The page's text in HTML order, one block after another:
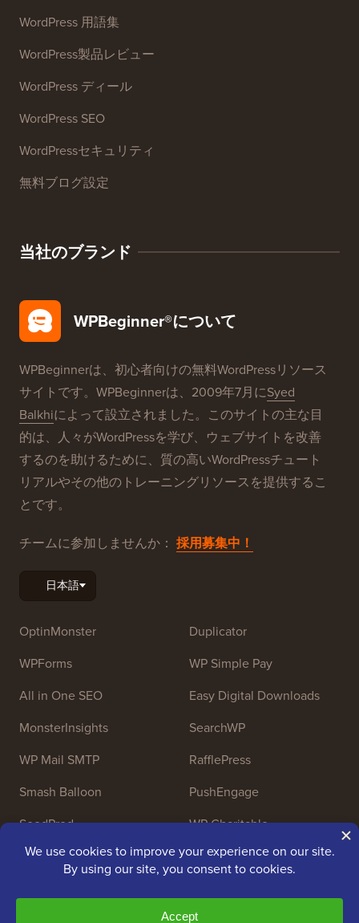
WordPress 用語集
WordPress製品レビュー
WordPress ディール
WordPress SEO
WordPressセキュリティ
無料ブログ設定
当社のブランド
WPBeginner®について
WPBeginnerは、初心者向けの無料WordPressリソース
サイトです。WPBeginnerは、2009年7月にSyed
Balkhiによって設立されました。このサイトの主な目
的は、人々がWordPressを学び、ウェブサイトを改善
するのを助けるために、質の高いWordPressチュート
リアルやその他のトレーニングリソースを提供するこ
とです。
チームに参加しませんか： 採用募集中！
OptinMonster
WPForms
All in One SEO
MonsterInsights
WP Mail SMTP
Smash Balloon
SeedProd
Nameboy
Duplicator
WP Simple Pay
Easy Digital Downloads
SearchWP
RafflePress
PushEngage
WP Charitable
AffiliateWP